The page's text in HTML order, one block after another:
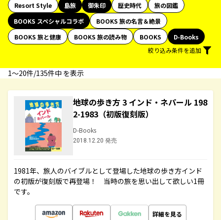
Resort Style
島旅 御朱印 歴史時代
旅の図鑑
BOOKS スペシャルコラボ
BOOKS 旅の名言＆絶景
BOOKS 旅と健康
BOOKS 旅の読み物 BOOKS
D-Books
絞り込み条件を追加
1〜20件/135件中 を表示
地球の歩き方 3 インド・ネパール 198
2-1983（初版復刻版）
D-Books
2018.12.20 発売
1981年、旅人のバイブルとして登場した地球の歩き方インド
の初版が復刻版で再登場！ 当時の旅を思い出して欲しい1冊
です。
詳細を見る